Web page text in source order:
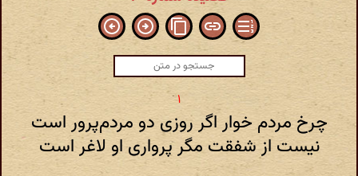
چرخ مردم خوار اگر روزی دو مردم‌پرور است
نیست از شفقت مگر پرواری او لاغر است